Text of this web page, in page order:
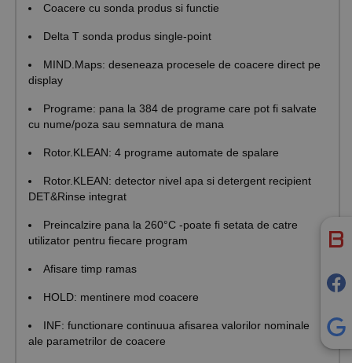
Coacere cu sonda produs si functie
Delta T sonda produs single-point
MIND.Maps: deseneaza procesele de coacere direct pe
display
Programe: pana la 384 de programe care pot fi salvate
cu nume/poza sau semnatura de mana
Rotor.KLEAN: 4 programe automate de spalare
Rotor.KLEAN: detector nivel apa si detergent recipient
DET&Rinse integrat
Preincalzire pana la 260°C -poate fi setata de catre
utilizator pentru fiecare program
Afisare timp ramas
HOLD: mentinere mod coacere
INF: functionare continuua afisarea valorilor nominale
ale parametrilor de coacere